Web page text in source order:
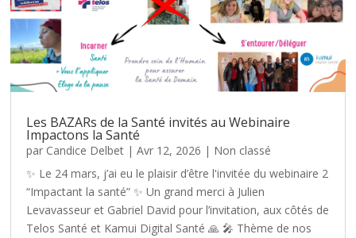
Les BAZARs de la Santé invités au Webinaire
Impactons la Santé
par Candice Delbet |Avr 12, 2026 | Non classé
✨ Le 24 mars, j’ai eu le plaisir d’être l'invitée du webinaire 2
“Impactant la santé” ✨ Un grand merci à Julien
Levavasseur et Gabriel David pour l’invitation, aux côtés de
Telos Santé et Kamui Digital Santé 🙏 🎤 Thème de nos